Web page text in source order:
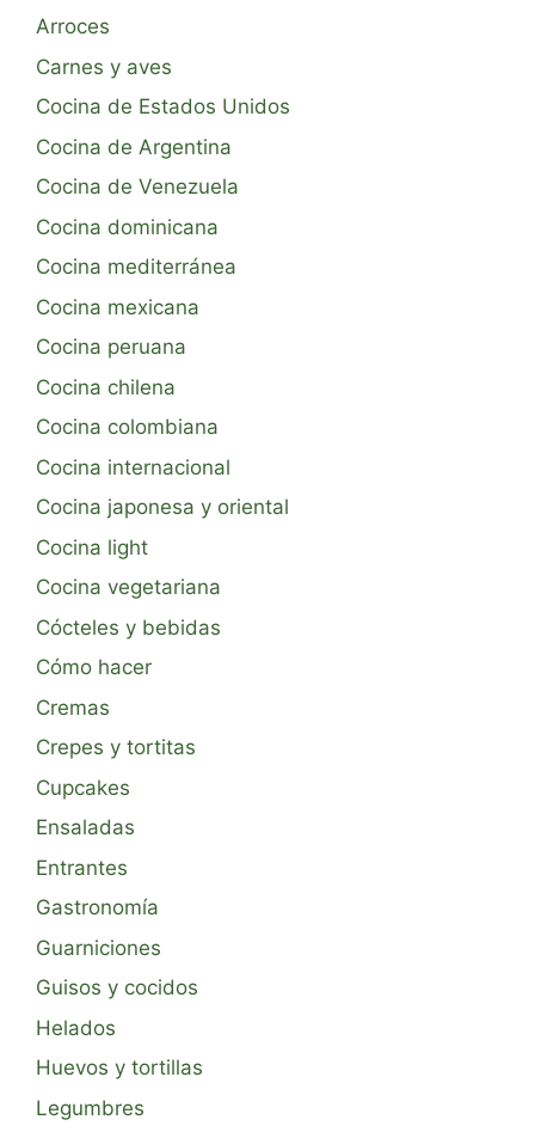
Arroces
Carnes y aves
Cocina de Estados Unidos
Cocina de Argentina
Cocina de Venezuela
Cocina dominicana
Cocina mediterránea
Cocina mexicana
Cocina peruana
Cocina chilena
Cocina colombiana
Cocina internacional
Cocina japonesa y oriental
Cocina light
Cocina vegetariana
Cócteles y bebidas
Cómo hacer
Cremas
Crepes y tortitas
Cupcakes
Ensaladas
Entrantes
Gastronomía
Guarniciones
Guisos y cocidos
Helados
Huevos y tortillas
Legumbres